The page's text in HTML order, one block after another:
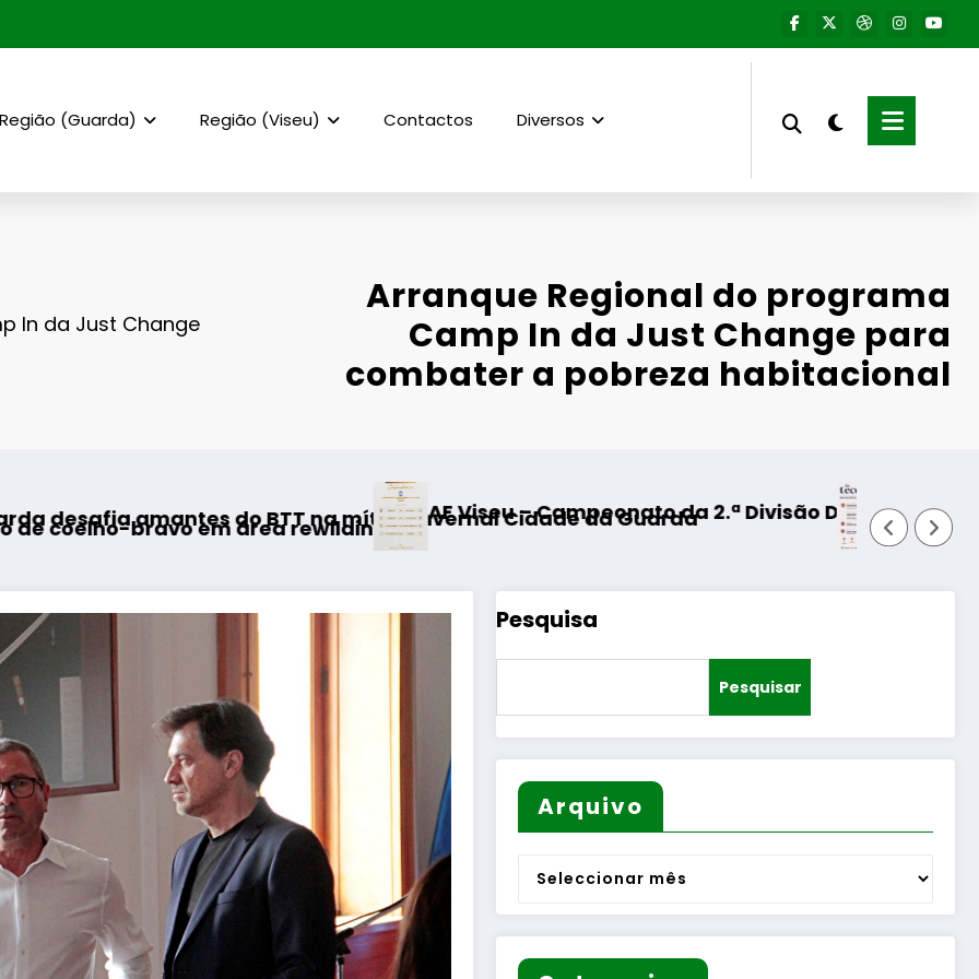
Região (Guarda) Região (Viseu) Contactos Diversos
In da Just Change
Arranque Regional do programa
Camp In da Just Change para
combater a pobreza habitacional
mítica Invernal Cidade da Guarda
AF Viseu – Campeonato da 2.ª Divisão Distrital – ISOJOFER sorteado
Fornos de Algodres – Momento de
Pesquisa
Pesquisar
Arquivo
Arquivo